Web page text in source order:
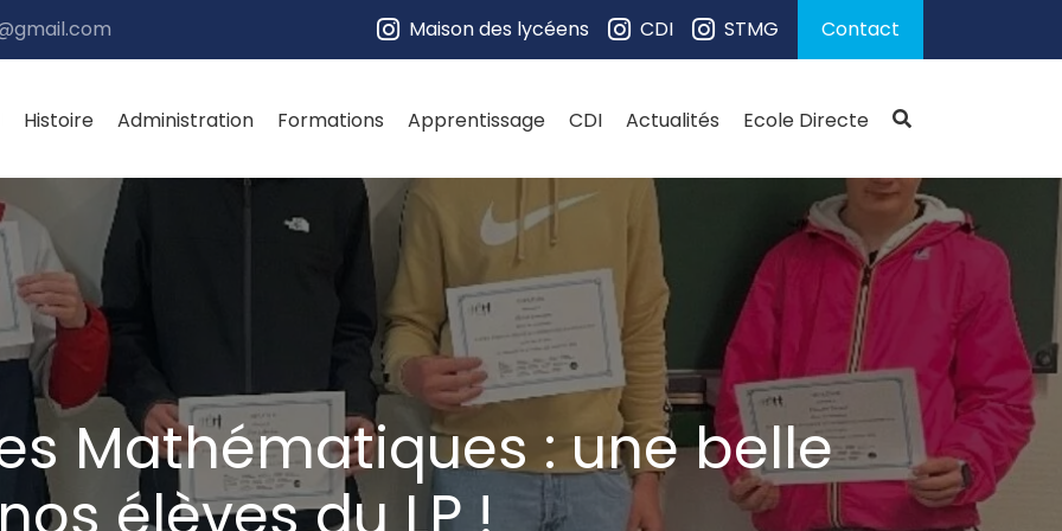
Maison des lycéens CDI STMG Contact
Histoire Administration Formations Apprentissage CDI Actualités Ecole Directe
Mathématiques : une belle